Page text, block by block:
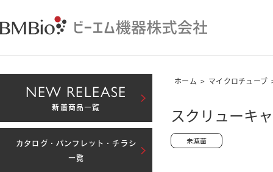
ホーム > マイクロチューブ
スクリューキ
NEW RELEASE
新着商品一覧
カタログ・パンフレット・チラシ
一覧